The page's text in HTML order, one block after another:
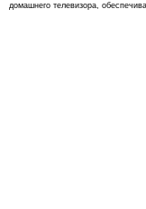
домашнего телевизора,